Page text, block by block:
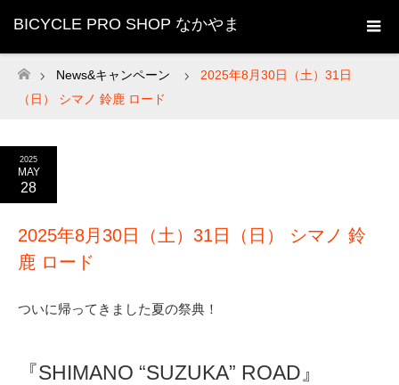
BICYCLE PRO SHOP なかやま
ホーム
News&キャンペーン
2025年8月30日（土）31日
（日） シマノ 鈴鹿 ロード
2025
MAY
28
2025年8月30日（土）31日（日） シマノ 鈴
鹿 ロード
ついに帰ってきました夏の祭典！
『SHIMANO “SUZUKA” ROAD』